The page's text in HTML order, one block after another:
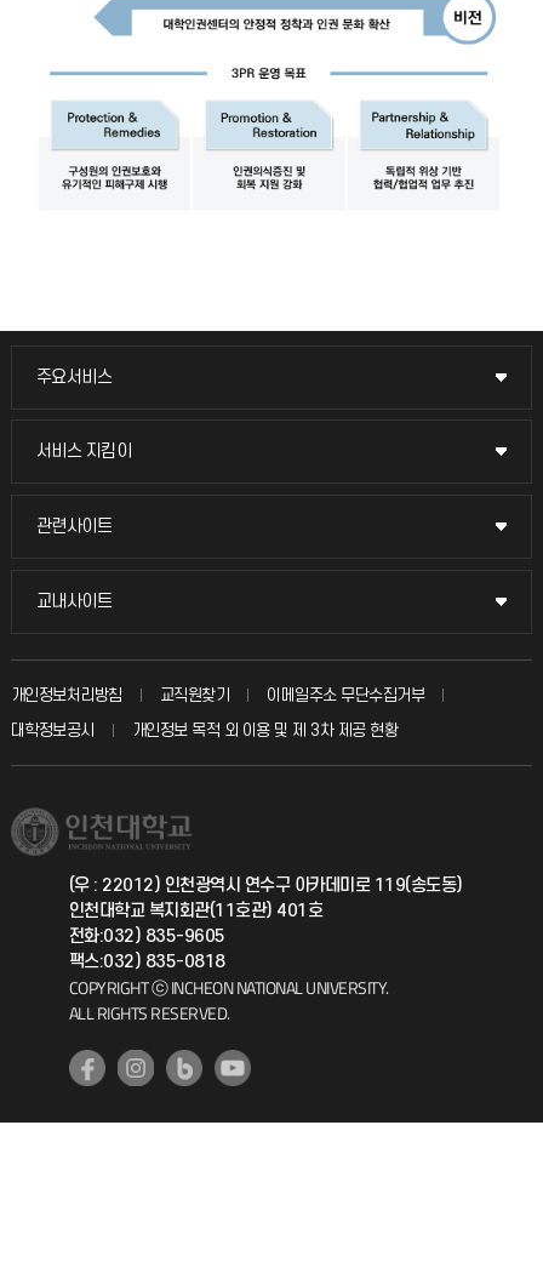
주요서비스
주요서비스
교무회의방송
입학안내
취업정보(학생)
서비스 지킴이
서비스 지킴이
묻고 답하기
칭찬마당
학생서비스 지킴이
관련사이트
관련사이트
국방헬프콜
총동문회
교내사이트
교내사이트
교수회
교육혁신본부
국제지원과
공자아카데미
기초교육원
개인정보처리방침 교직원찾기
이메일주소 무단수집거부
대학정보공시
개인정보 목적 외 이용 및 제 3차 제공 현황
(우 : 22012) 인천광역시 연수구 아카데미로 119(송도동)
인천대학교 복지회관(11호관) 401호
전화:032) 835-9605
팩스:032) 835-0818
COPYRIGHT ⓒ INCHEON NATIONAL UNIVERSITY.
ALL RIGHTS RESERVED.